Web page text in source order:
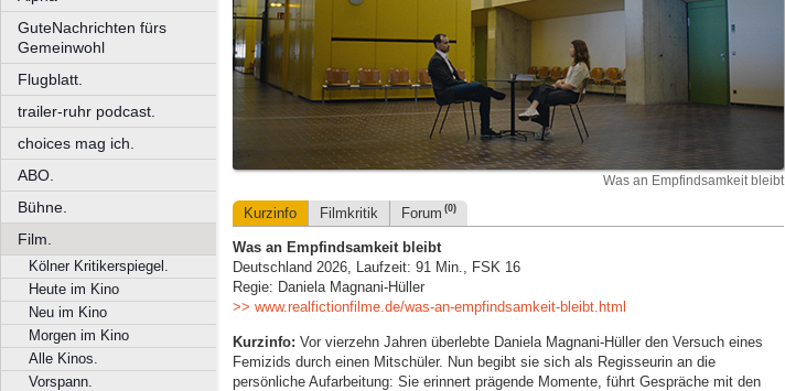
GuteNachrichten fürs
Gemeinwohl
Flugblatt.
trailer-ruhr podcast.
choices mag ich.
ABO.
Bühne.
Film.
Kölner Kritikerspiegel.
Heute im Kino
Neu im Kino
Morgen im Kino
Alle Kinos.
Vorspann.
Was an Empfindsamkeit bleibt
Kurzinfo Filmkritik Forum (0)
Was an Empfindsamkeit bleibt
Deutschland 2026, Laufzeit: 91 Min., FSK 16
Regie: Daniela Magnani-Hüller
>> www.realfictionfilme.de/was-an-empfindsamkeit-bleibt.html
Kurzinfo: Vor vierzehn Jahren überlebte Daniela Magnani-Hüller den Versuch eines
Femizids durch einen Mitschüler. Nun begibt sie sich als Regisseurin an die
persönliche Aufarbeitung: Sie erinnert prägende Momente, führt Gespräche mit den